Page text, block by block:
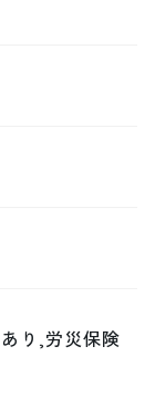
り,労災保険